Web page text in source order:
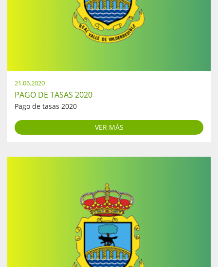
21.06.2020
PAGO DE TASAS 2020
Pago de tasas 2020
VER MÁS